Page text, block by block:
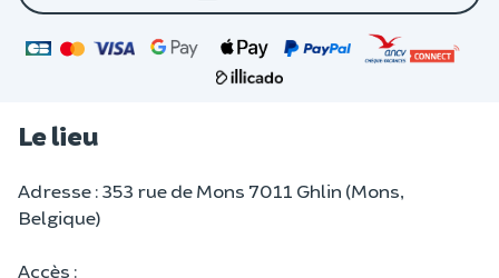
Le lieu
Adresse : 353 rue de Mons 7011 Ghlin (Mons,
Belgique)
Accès :